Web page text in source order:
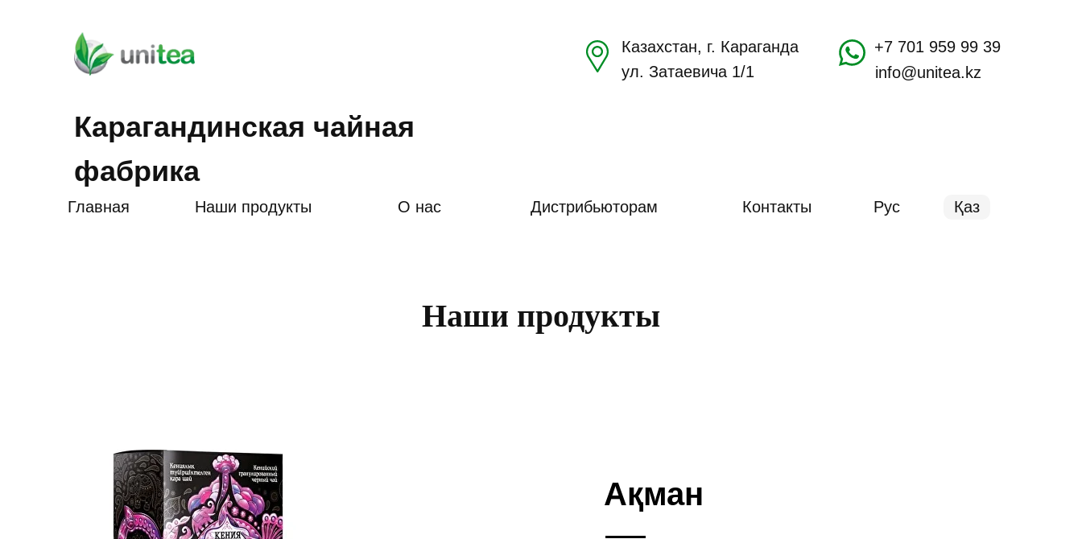
Казахстан, г. Караганда
ул. Затаевича 1/1
+7 701 959 99 39
Карагандинская чайная
фабрика
info@unitea.kz
Дистрибьюторам
О нас
Наши продукты Контакты
Главная Рус Қаз
Наши продукты
Ақман